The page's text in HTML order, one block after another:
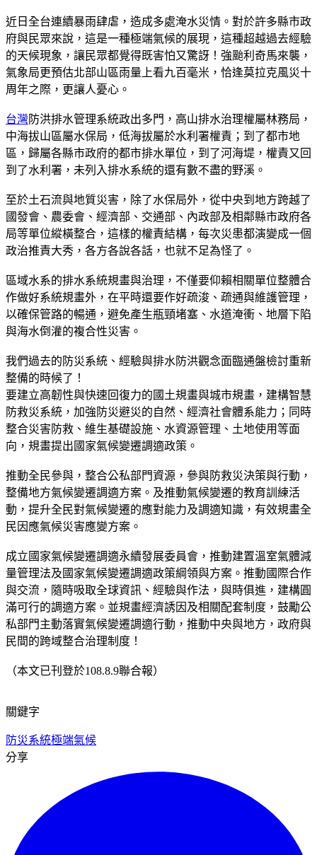
近日全台連續暴雨肆虐，造成多處淹水災情。對於許多縣市政
府與民眾來說，這是一種極端氣候的展現，這種超越過去經驗
的天候現象，讓民眾都覺得既害怕又驚訝！強颱利奇馬來襲，
氣象局更預估北部山區雨量上看九百毫米，恰逢莫拉克風災十
周年之際，更讓人憂心。
台灣 防洪排水管理系統政出多門，高山排水治理權屬林務局，
中海拔山區屬水保局，低海拔屬於水利署權責；到了都市地
區，歸屬各縣市政府的都市排水單位，到了河海堤，權責又回
到了水利署，未列入排水系統的還有數不盡的野溪。
至於土石流與地質災害，除了水保局外，從中央到地方跨越了
國發會、農委會、經濟部、交通部、內政部及相鄰縣市政府各
局等單位縱橫整合，這樣的權責結構，每次災患都演變成一個
政治推責大秀，各方各說各話，也就不足為怪了。
區域水系的排水系統規畫與治理，不僅要仰賴相關單位整體合
作做好系統規畫外，在平時還要作好疏浚、疏通與維護管理，
以確保管路的暢通，避免產生瓶頸堵塞、水道淹衝、地層下陷
與海水倒灌的複合性災害。
我們過去的防災系統、經驗與排水防洪觀念面臨通盤檢討重新
整備的時候了！
要建立高韌性與快速回復力的國土規畫與城市規畫，建構智慧
防救災系統，加強防災避災的自然、經濟社會體系能力；同時
整合災害防救、維生基礎設施、水資源管理、土地使用等面
向，規畫提出國家氣候變遷調適政策。
推動全民參與，整合公私部門資源，參與防救災決策與行動，
整備地方氣候變遷調適方案。及推動氣候變遷的教育訓練活
動，提升全民對氣候變遷的應對能力及調適知識，有效規畫全
民因應氣候災害應變方案。
成立國家氣候變遷調適永續發展委員會，推動建置溫室氣體減
量管理法及國家氣候變遷調適政策綱領與方案。推動國際合作
與交流，隨時吸取全球資訊、經驗與作法，與時俱進，建構圓
滿可行的調適方案。並規畫經濟誘因及相關配套制度，鼓勵公
私部門主動落實氣候變遷調適行動，推動中央與地方，政府與
民間的跨域整合治理制度！
（本文已刊登於108.8.9聯合報）
關鍵字
防災系統極端氣候
分享